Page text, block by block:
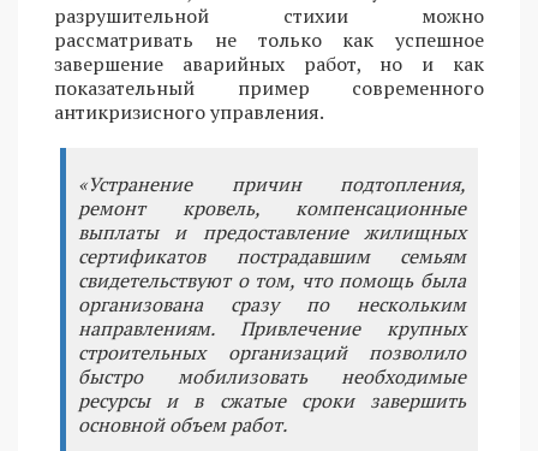
разрушительной стихии можно
рассматривать не только как успешное
завершение аварийных работ, но и как
показательный пример современного
антикризисного управления.
«Устранение причин подтопления,
ремонт кровель, компенсационные
выплаты и предоставление жилищных
сертификатов пострадавшим семьям
свидетельствуют о том, что помощь была
организована сразу по нескольким
направлениям. Привлечение крупных
строительных организаций позволило
быстро мобилизовать необходимые
ресурсы и в сжатые сроки завершить
основной объем работ.